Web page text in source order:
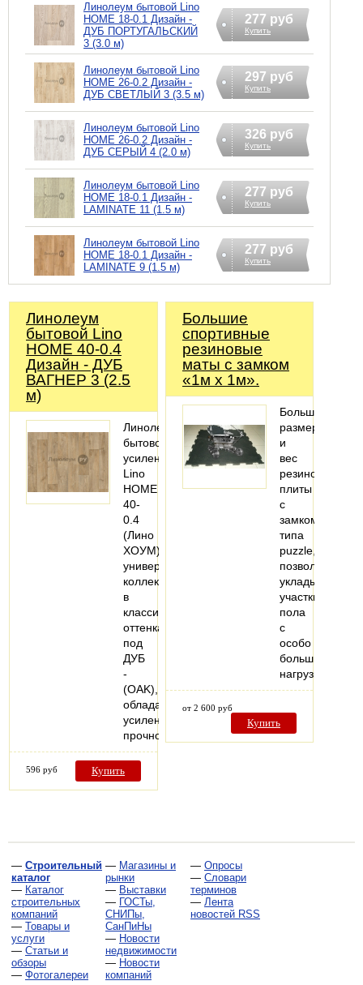
Линолеум бытовой Lino
HOME 18-0.1 Дизайн -
ДУБ ПОРТУГАЛЬСКИЙ
3 (3.0 м)
277 руб
Купить
Линолеум бытовой Lino
HOME 26-0.2 Дизайн -
ДУБ СВЕТЛЫЙ 3 (3.5 м)
297 руб
Купить
Линолеум бытовой Lino
HOME 26-0.2 Дизайн -
ДУБ СЕРЫЙ 4 (2.0 м)
326 руб
Купить
Линолеум бытовой Lino
HOME 18-0.1 Дизайн -
LAMINATE 11 (1.5 м)
277 руб
Купить
Линолеум бытовой Lino
HOME 18-0.1 Дизайн -
LAMINATE 9 (1.5 м)
277 руб
Купить
Линолеум
бытовой Lino
HOME 40-0.4
Дизайн - ДУБ
ВАГНЕР 3 (2.5
м)
Линолеум
бытовой
усиленный
Lino
HOME
40-
0.4
(Лино
ХОУМ)
универсальная
коллекция
в
классических
оттенках
под
ДУБ
-
(OAK),
обладающая
усиленной
прочностью…
596 руб Купить
Большие
спортивные
резиновые
маты с замком
«1м х 1м».
Большой
размер
и
вес
резиновой
плиты
с
замком
типа
puzzle,
позволяет
укладывать
участки
пола
с
особо
большими
нагрузками
от 2 600 руб
Купить
— Строительный
каталог
— Каталог
строительных
компаний
— Товары и
услуги
— Статьи и
обзоры
— Фотогалереи
— Магазины и
рынки
— Выставки
— ГОСТы,
СНИПы,
СанПиНы
— Новости
недвижимости
— Новости
компаний
— Опросы
— Словари
терминов
— Лента
новостей RSS